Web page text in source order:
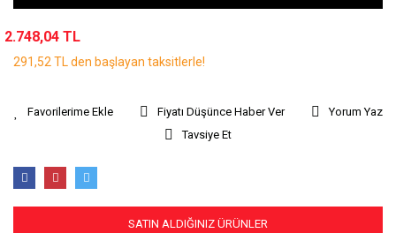
2.748,04 TL
291,52 TL den başlayan taksitlerle!
Fiyatı Düşünce Haber Ver
Yorum Yaz
Tavsiye Et
SATIN ALDIĞINIZ ÜRÜNLER